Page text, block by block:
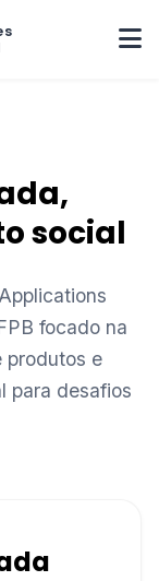
social
focado na
produtos e
para desafios